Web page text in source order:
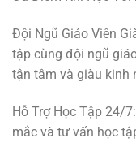
Đội Ngũ Giáo Viên
tập cùng đội ngũ
tận tâm và giàu kinh
Hỗ Trợ Học Tập 24/
mắc và tư vấn học